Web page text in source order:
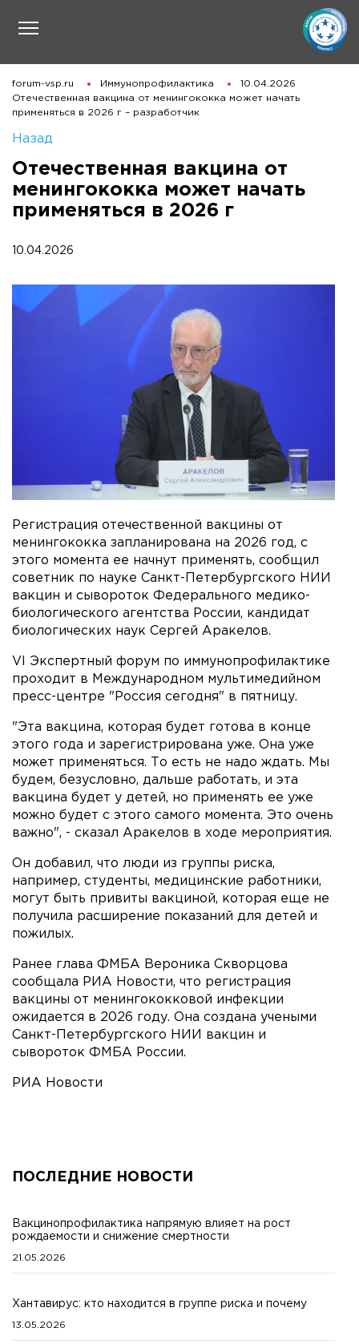
forum-vsp.ru Иммунопрофилактика
10.04.2026
Отечественная вакцина от менингококка может начать
применяться в 2026 г – разработчик
Назад
Отечественная вакцина от
менингококка может начать
применяться в 2026 г
10.04.2026
Регистрация отечественной вакцины от
менингококка запланирована на 2026 год, с
этого момента ее начнут применять, сообщил
советник по науке Санкт-Петербургского НИИ
вакцин и сывороток Федерального медико-
биологического агентства России, кандидат
биологических наук Сергей Аракелов.
VI Экспертный форум по иммунопрофилактике
проходит в Международном мультимедийном
пресс-центре "Россия сегодня" в пятницу.
"Эта вакцина, которая будет готова в конце
этого года и зарегистрирована уже. Она уже
может применяться. То есть не надо ждать. Мы
будем, безусловно, дальше работать, и эта
вакцина будет у детей, но применять ее уже
можно будет с этого самого момента. Это очень
важно", - сказал Аракелов в ходе мероприятия.
Он добавил, что люди из группы риска,
например, студенты, медицинские работники,
могут быть привиты вакциной, которая еще не
получила расширение показаний для детей и
пожилых.
Ранее глава ФМБА Вероника Скворцова
сообщала РИА Новости, что регистрация
вакцины от менингококковой инфекции
ожидается в 2026 году. Она создана учеными
Санкт-Петербургского НИИ вакцин и
сывороток ФМБА России.
РИА Новости
ПОСЛЕДНИЕ НОВОСТИ
Вакцинопрофилактика напрямую влияет на рост
рождаемости и снижение смертности
21.05.2026
Хантавирус: кто находится в группе риска и почему
13.05.2026